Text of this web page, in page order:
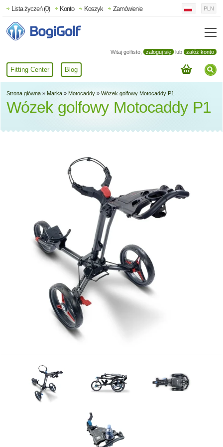
Witaj golfisto, zaloguj się lub załóż konto
Fitting Center Blog
Lista życzeń (0) Konto Koszyk Zamówienie PLN
Strona główna » Marka » Motocaddy » Wózek golfowy Motocaddy P1
Wózek golfowy Motocaddy P1